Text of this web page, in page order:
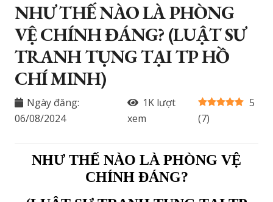
NHƯ THẾ NÀO LÀ PHÒNG
VỆ CHÍNH ĐÁNG? (LUẬT SƯ
TRANH TỤNG TẠI TP HỒ
CHÍ MINH)
Ngày đăng:
06/08/2024
1Klượt
xem
5
(7)
NHƯ THẾ NÀO LÀ PHÒNG VỆ
CHÍNH ĐÁNG?